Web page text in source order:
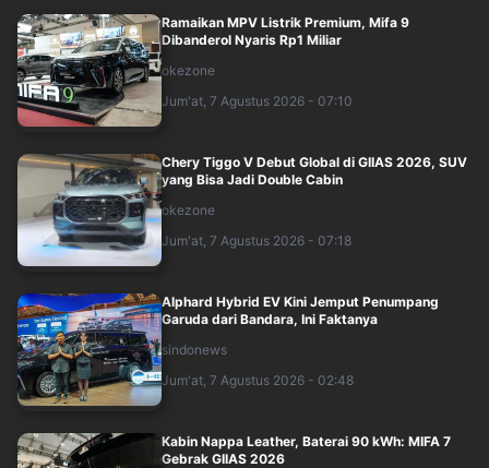
Ramaikan MPV Listrik Premium, Mifa 9
Dibanderol Nyaris Rp1 Miliar
okezone
Jum'at, 7 Agustus 2026 - 07:10
Chery Tiggo V Debut Global di GIIAS 2026, SUV
yang Bisa Jadi Double Cabin
okezone
Jum'at, 7 Agustus 2026 - 07:18
Alphard Hybrid EV Kini Jemput Penumpang
Garuda dari Bandara, Ini Faktanya
sindonews
Jum'at, 7 Agustus 2026 - 02:48
Kabin Nappa Leather, Baterai 90 kWh: MIFA 7
Gebrak GIIAS 2026